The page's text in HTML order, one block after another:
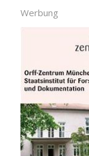
Werbung